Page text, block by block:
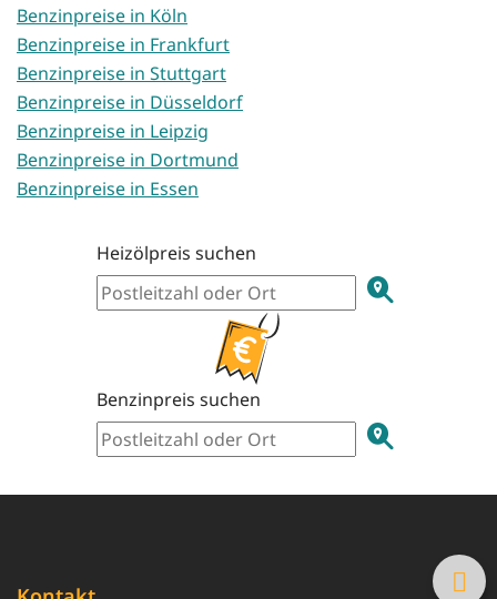
Benzinpreise in Köln
Benzinpreise in Frankfurt
Benzinpreise in Stuttgart
Benzinpreise in Düsseldorf
Benzinpreise in Leipzig
Benzinpreise in Dortmund
Benzinpreise in Essen
Heizölpreis suchen
Benzinpreis suchen